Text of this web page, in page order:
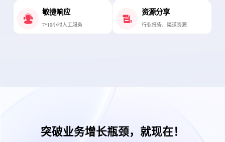
敏捷响应
7*10小时人工服务
资源分享
行业报告、渠道资源
突破业务增长瓶颈，就现在！